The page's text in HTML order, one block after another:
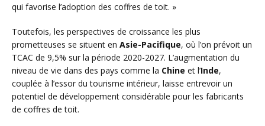
qui favorise l’adoption des coffres de toit. »
Toutefois, les perspectives de croissance les plus
prometteuses se situent en Asie-Pacifique, où l’on prévoit un
TCAC de 9,5% sur la période 2020-2027. L’augmentation du
niveau de vie dans des pays comme la Chine et l’Inde,
couplée à l’essor du tourisme intérieur, laisse entrevoir un
potentiel de développement considérable pour les fabricants
de coffres de toit.